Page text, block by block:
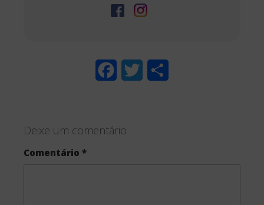
e
Deixe um comentário
Comentário *